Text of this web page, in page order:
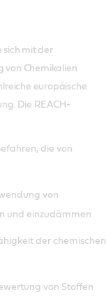
sich mit der
von Chemikalien
europäische
Die REACH-
die von
von
und einzudämmen
der chemischen
von Stoffen